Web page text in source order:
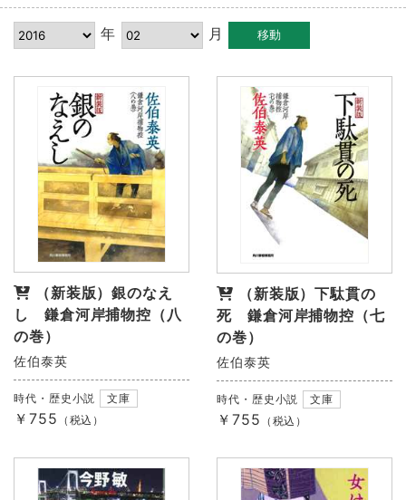
年 月
（新装版）銀のなえ
し 鎌倉河岸捕物控（八
の巻）
佐伯泰英
時代・歴史小説 文庫
￥755 （税込）
（新装版）下駄貫の
死 鎌倉河岸捕物控（七
の巻）
佐伯泰英
時代・歴史小説 文庫
￥755 （税込）